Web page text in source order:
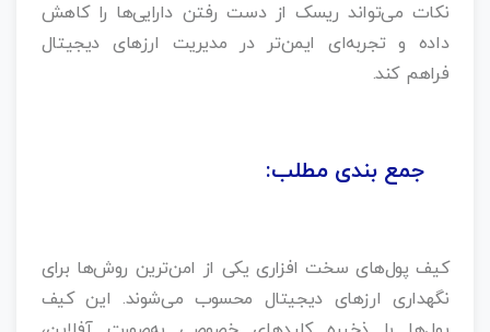
نکات می‌تواند ریسک از دست رفتن دارایی‌ها را کاهش
داده و تجربه‌ای ایمن‌تر در مدیریت ارزهای دیجیتال
فراهم کند.
جمع بندی مطلب:
کیف پول‌های سخت‌ افزاری یکی از امن‌ترین روش‌ها برای
نگهداری ارزهای دیجیتال محسوب می‌شوند. این کیف